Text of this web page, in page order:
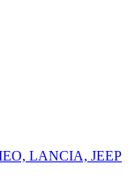
LANCIA, JEEP